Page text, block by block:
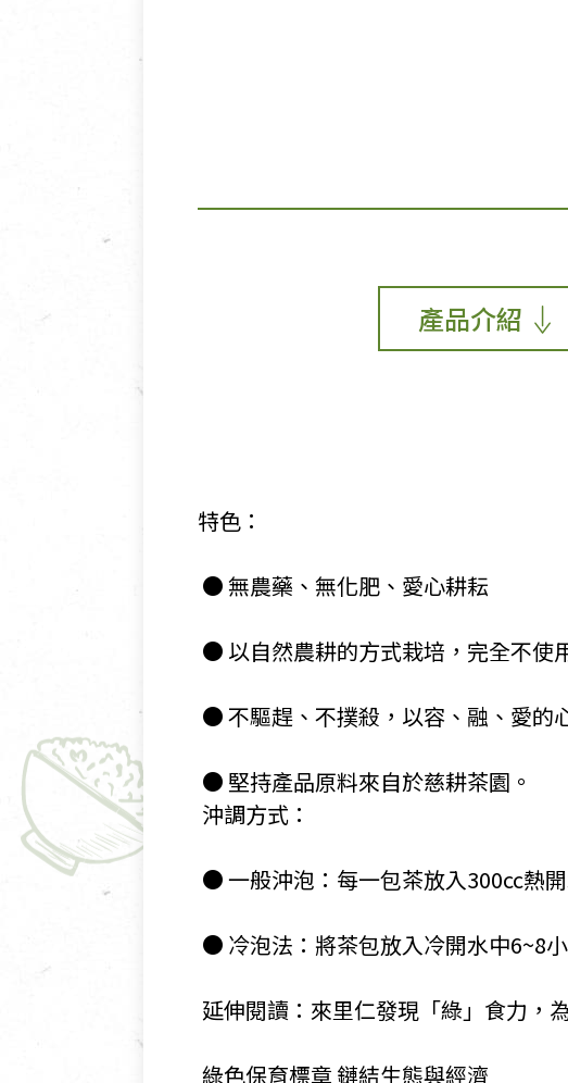
產品介紹
特色：
​ ● 無農藥、無化肥、愛心耕耘
● 以自然農耕的方式栽培，完全不使
● 不驅趕、不撲殺，以容、融、愛的
​ ● 堅持產品原料來自於慈耕茶園。
​ 沖調方式：
● 一般沖泡：每一包茶放入300cc熱
● 冷泡法：將茶包放入冷開水中6~8
延伸閱讀：來里仁發現「綠」食力，
​ 綠色保育標章 鏈結生態與經濟